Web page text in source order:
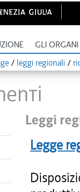
GLI ORGANI
/ leggi regionali /
Leggi
Legge